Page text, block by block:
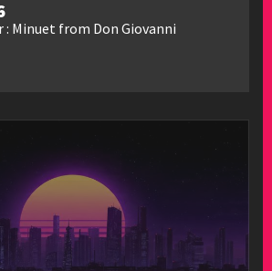
: Minuet from Don Giovanni